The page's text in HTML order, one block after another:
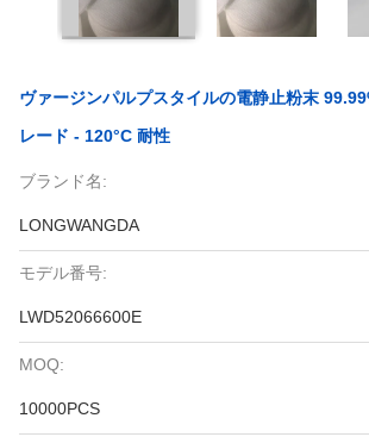
ヴァージンパルプスタイルの電静止粉末
レード - 120°C 耐性
ブランド名:
LONGWANGDA
モデル番号:
LWD52066600E
MOQ:
10000PCS